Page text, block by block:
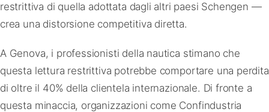
restrittiva di quella adottata dagli altri paesi Schengen —
crea una distorsione competitiva diretta.
A Genova, i professionisti della nautica stimano che
questa lettura restrittiva potrebbe comportare una perdita
di oltre il 40% della clientela internazionale. Di fronte a
questa minaccia, organizzazioni come Confindustria